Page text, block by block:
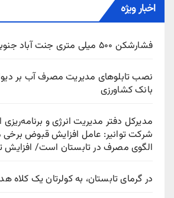
اخبار ویژه
فشارشکن ۵۰۰ میلی متری جنت آباد جنوبی تعویض شد
نصب تابلوهای مدیریت مصرف آب بر
بانک کشاورزی
مدیرکل دفتر مدیریت انرژی و
شرکت توانیر: عامل افزایش قبوض برخی
الگوی مصرف در تابستان است/ افزایش
در گرمای تابستان، به کولرتان یک کلاه